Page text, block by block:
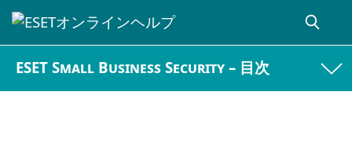
ESET Small Business Security – 目次